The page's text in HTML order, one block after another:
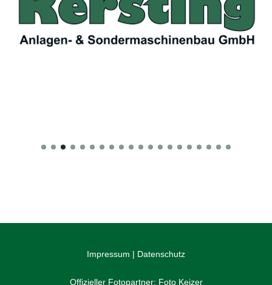
Impressum | Datenschutz
Offizieller Fotopartner: Foto Keizer